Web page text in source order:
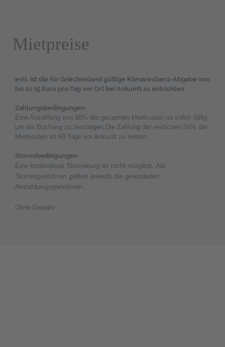
Mietpreise
evtl. ist die für Griechenland gültige Klimaresilienz-Abgabe von
bis zu 15 Euro pro Tag vor Ort bei Ankunft zu entrichten
Zahlungsbedingungen
Eine Anzahlung von 50% der gesamten Mietkosten ist sofort fällig,
um die Buchung zu bestätigen.Die Zahlung der restlichen 50% der
Mietkosten ist 60 Tage vor Ankunft zu leisten.
Stornobedingungen
Eine kostenlose Stornierung ist nicht möglich. Als
Stornogebühren gelten jeweils die geleisteten
Anzahlungsgebühren.
Ohne Gewähr